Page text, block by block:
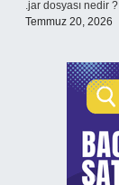
.jar dosyası nedir ?
Temmuz 20, 2026